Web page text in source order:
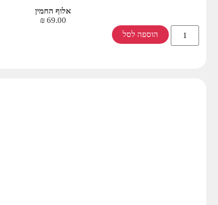
אלוף החמין
69.00
₪
הוספה לסל